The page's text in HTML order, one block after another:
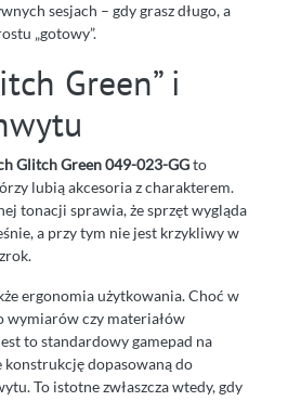
sesjach – gdy grasz długo, a
„gotowy”.
Green” i
Glitch Green 049-023-GGto
lubią akcesoria z charakterem.
tonacji sprawia, że sprzęt wygląda
a przy tym nie jest krzykliwy w
ergonomia użytkowania. Choć w
wymiarów czy materiałów
to standardowy gamepad na
konstrukcję dopasowaną do
To istotne zwłaszcza wtedy, gdy